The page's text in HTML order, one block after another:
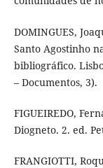
DOMINGUES,
Santo Agostinho
bibliográfico.
– Documentos, 3).
FIGUEIREDO,
Diogneto. 2. ed.
FRANGIOTTI,